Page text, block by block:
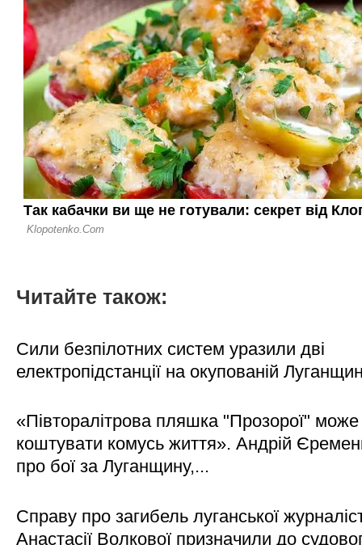
Читайте також:
Сили безпілотних систем уразили дві
електропідстанції на окупованій
«Півторалітрова пляшка "Прозорої" може
коштувати комусь життя». Андрій
про бої за Луганщину,...
Справу про загибель луганської
Анастасії Волкової призначили до